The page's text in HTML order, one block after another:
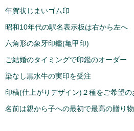
年賀状じまいゴム印
昭和10年代の駅名表示板は右から左へ
六角形の象牙印鑑(亀甲印)
ご結婚のタイミングで印鑑のオーダー
染なし黒水牛の実印を受注
印稿(仕上がりデザイン)２種をご希望の
名前は親から子への最初で最高の贈り物